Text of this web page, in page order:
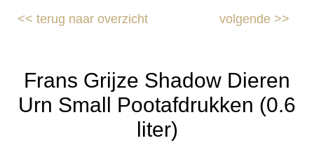
<<terug naar overzicht volgende>>
Frans Grijze Shadow Dieren
Urn Small Pootafdrukken (0.6
liter)